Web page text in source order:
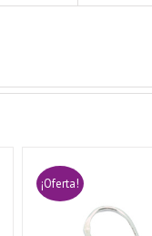
¡Oferta!